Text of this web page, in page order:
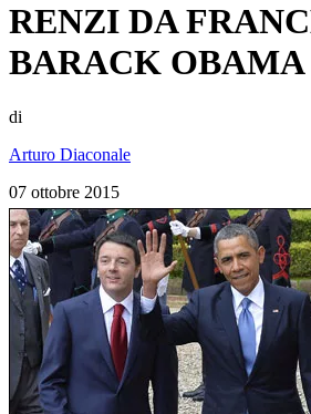
RENZI DA
BARACK OBAMA
di
Arturo Diaconale
07 ottobre 2015